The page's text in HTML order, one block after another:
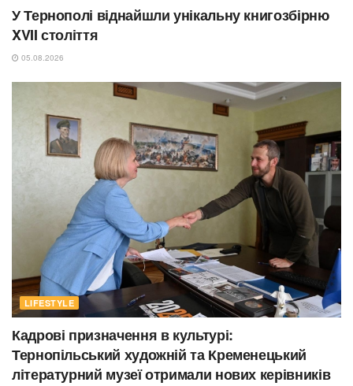
У Тернополі віднайшли унікальну книгозбірню
XVII століття
05.08.2026
LIFESTYLE
Кадрові призначення в культурі:
Тернопільський художній та Кременецький
літературний музеї отримали нових керівників